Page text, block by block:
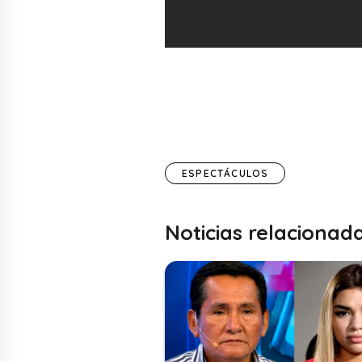
ESPECTÁCULOS
Noticias